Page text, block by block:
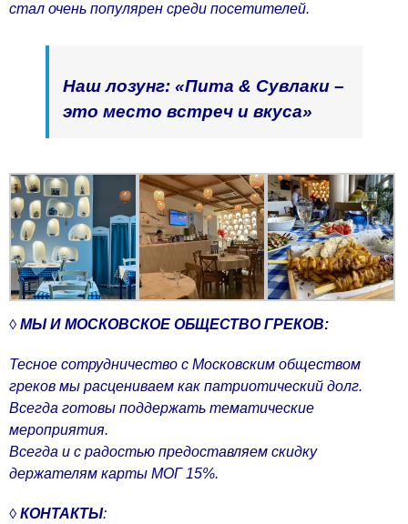
стал очень популярен среди посетителей.
Наш лозунг: «Пита & Сувлаки –
это место встреч и вкуса»
◊ МЫ И МОСКОВСКОЕ ОБЩЕСТВО ГРЕКОВ:
Тесное сотрудничество с Московским обществом
греков мы расцениваем как патриотический долг.
Всегда готовы поддержать тематические
мероприятия.
Всегда и с радостью предоставляем скидку
держателям карты МОГ 15%.
◊ КОНТАКТЫ: